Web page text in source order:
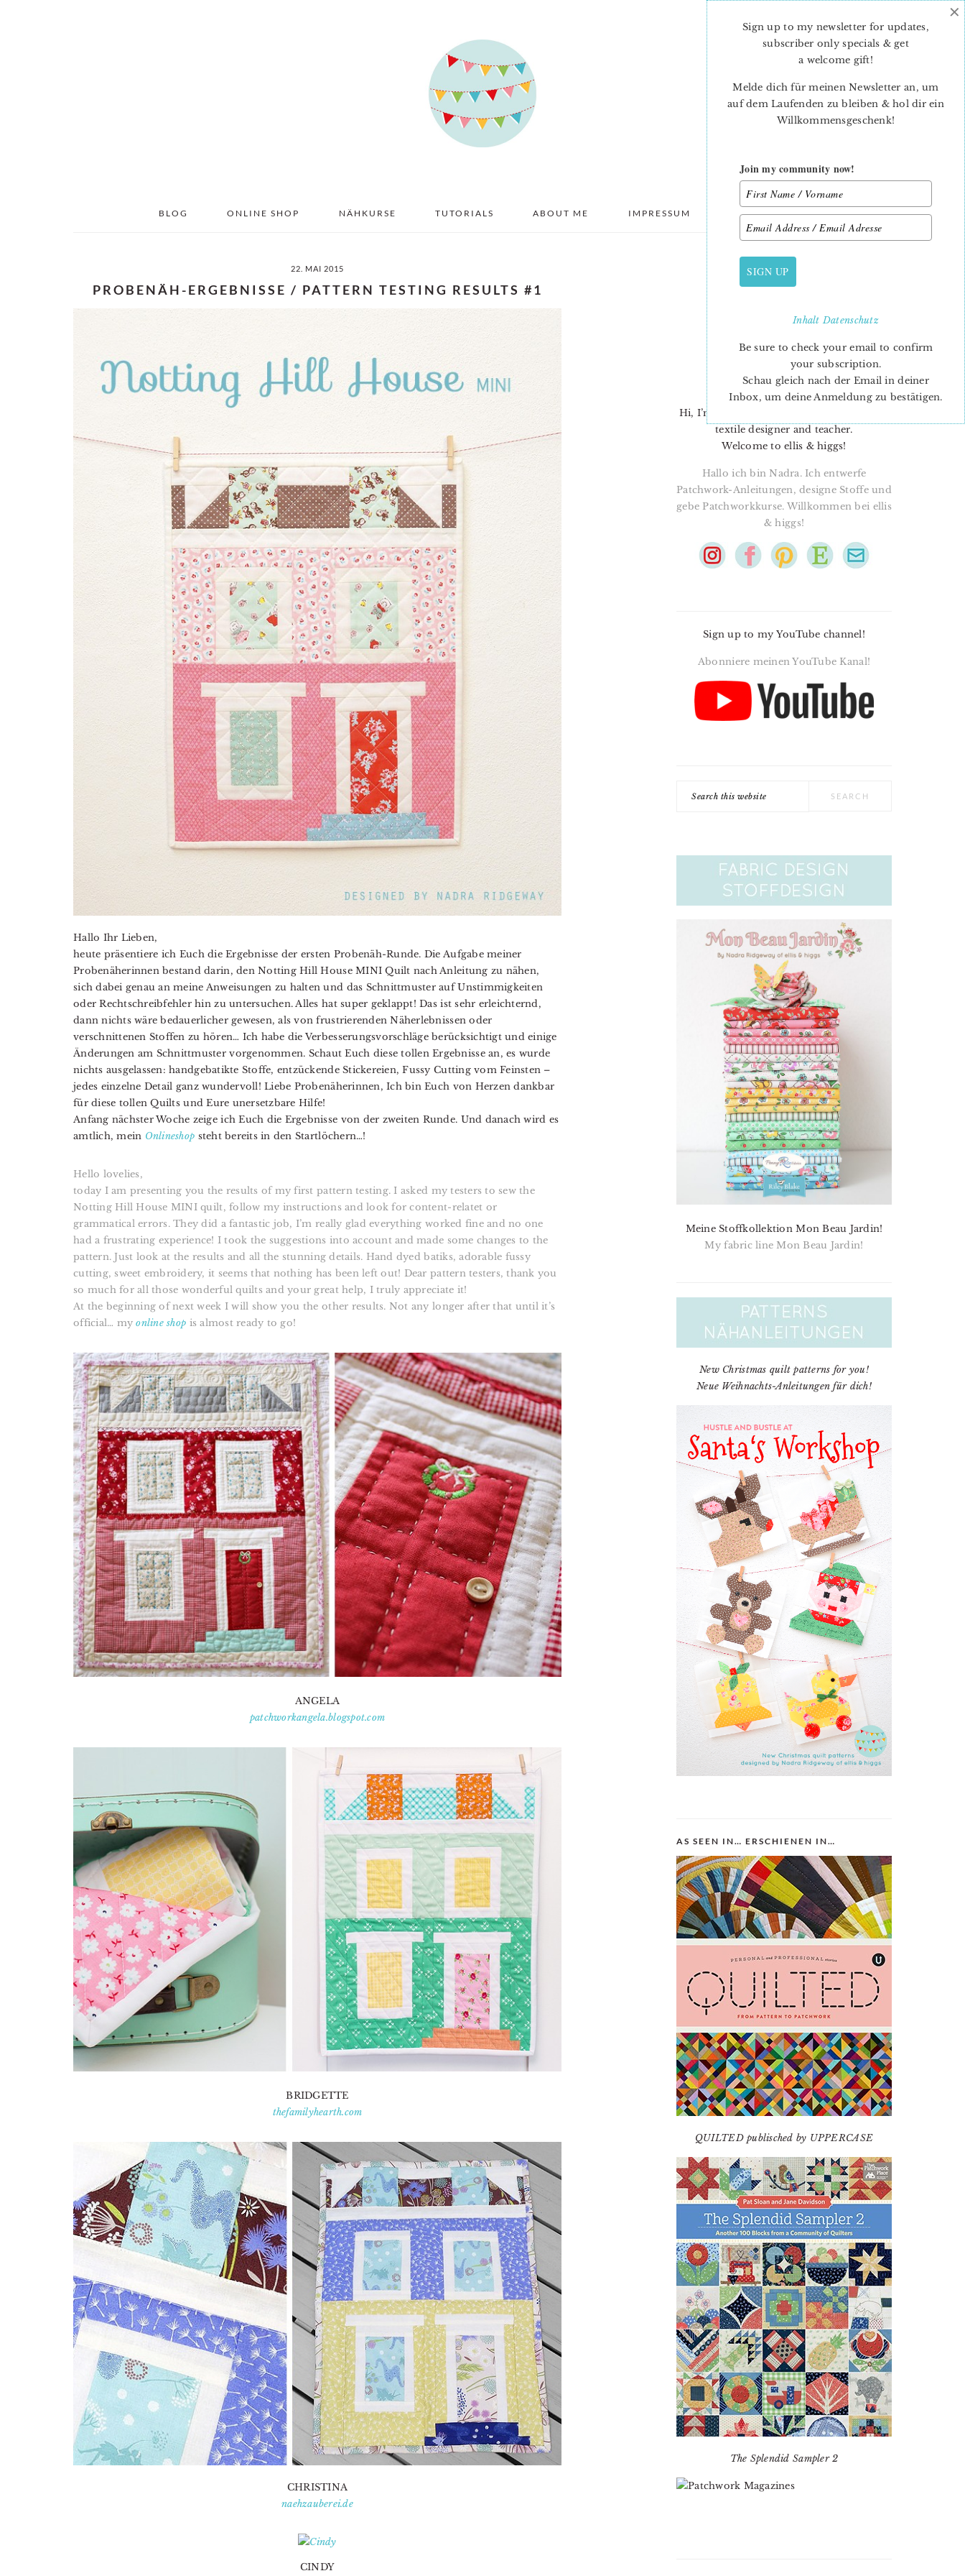
BLOG ONLINE SHOP NÄHKURSE TUTORIALS ABOUT ME IMPRESSUM DATENSCHUTZ
22. MAI 2015
PROBENÄH-ERGEBNISSE / PATTERN TESTING RESULTS #1
Hallo Ihr Lieben,
heute präsentiere ich Euch die Ergebnisse der ersten Probenäh-Runde. Die Aufgabe meiner
Probenäherinnen bestand darin, den Notting Hill House MINI Quilt nach Anleitung zu nähen,
sich dabei genau an meine Anweisungen zu halten und das Schnittmuster auf Unstimmigkeiten
oder Rechtschreibfehler hin zu untersuchen. Alles hat super geklappt! Das ist sehr erleichternd,
dann nichts wäre bedauerlicher gewesen, als von frustrierenden Näherlebnissen oder
verschnittenen Stoffen zu hören… Ich habe die Verbesserungsvorschläge berücksichtigt und einige
Änderungen am Schnittmuster vorgenommen. Schaut Euch diese tollen Ergebnisse an, es wurde
nichts ausgelassen: handgebatikte Stoffe, entzückende Stickereien, Fussy Cutting vom Feinsten –
jedes einzelne Detail ganz wundervoll! Liebe Probenäherinnen, Ich bin Euch von Herzen dankbar
für diese tollen Quilts und Eure unersetzbare Hilfe!
Anfang nächster Woche zeige ich Euch die Ergebnisse von der zweiten Runde. Und danach wird es
amtlich, mein Onlineshop steht bereits in den Startlöchern…!
Hello lovelies,
today I am presenting you the results of my first pattern testing. I asked my testers to sew the
Notting Hill House MINI quilt, follow my instructions and look for content-relatet or
grammatical errors. They did a fantastic job, I’m really glad everything worked fine and no one
had a frustrating experience! I took the suggestions into account and made some changes to the
pattern. Just look at the results and all the stunning details. Hand dyed batiks, adorable fussy
cutting, sweet embroidery, it seems that nothing has been left out! Dear pattern testers, thank you
so much for all those wonderful quilts and your great help, I truly appreciate it!
At the beginning of next week I will show you the other results. Not any longer after that until it’s
official… my online shop is almost ready to go!
ANGELA
patchworkangela.blogspot.com
BRIDGETTE
thefamilyhearth.com
CHRISTINA
naehzauberei.de
CINDY
PRIMARY
SIDEBAR
Hi, I’m Nadra. I’m a quilt pattern designer,
textile designer and teacher.
Welcome to ellis & higgs!
Hallo ich bin Nadra. Ich entwerfe
Patchwork-Anleitungen, designe Stoffe und
gebe Patchworkkurse. Willkommen bei ellis
& higgs!
Sign up to my YouTube channel!
Abonniere meinen YouTube Kanal!
Meine Stoffkollektion Mon Beau Jardin!
My fabric line Mon Beau Jardin!
New Christmas quilt patterns for you!
Neue Weihnachts-Anleitungen für dich!
AS SEEN IN… ERSCHIENEN IN…
QUILTED publisched by UPPERCASE
The Splendid Sampler 2
Sign up to my newsletter for updates,
subscriber only specials & get
a welcome gift!
Melde dich für meinen Newsletter an, um
auf dem Laufenden zu bleiben & hol dir ein
Willkommensgeschenk!
Join my community now!
SIGN UP
InhaltDatenschutz
Be sure to check your email to confirm
your subscription.
Schau gleich nach der Email in deiner
Inbox, um deine Anmeldung zu bestätigen.
×